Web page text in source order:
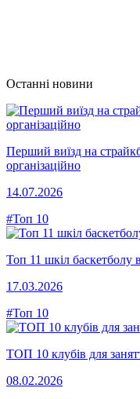
Останні новини
Перший виїзд на
організаційно
14.07.2026
#Топ 10
Топ 11 шкіл баскетболу
17.03.2026
#Топ 10
ТОП 10 клубів для
08.02.2026